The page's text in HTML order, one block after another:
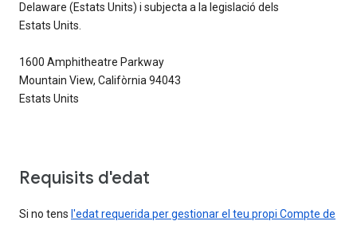
Delaware (Estats Units) i subjecta a la legislació dels
Estats Units.
1600 Amphitheatre Parkway
Mountain View, Califòrnia 94043
Estats Units
Requisits d'edat
Si no tens l'edat requerida per gestionar el teu propi Compte de